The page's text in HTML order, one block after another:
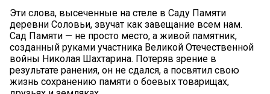
Эти слова, высеченные на стеле в Саду Памяти
деревни Соловьи, звучат как завещание всем нам.
Сад Памяти — не просто место, а живой памятник,
созданный руками участника Великой Отечественной
войны Николая Шахтарина. Потеряв зрение в
результате ранения, он не сдался, а посвятил свою
жизнь сохранению памяти о боевых товарищах,